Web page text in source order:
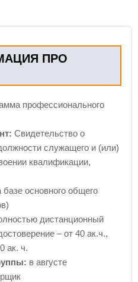
ПРО
профессионального
Свидетельство о
служащего и (или)
квалификации,
базе основного общего
дистанционный
– от 40 ак.ч.,
ак. ч.
в августе